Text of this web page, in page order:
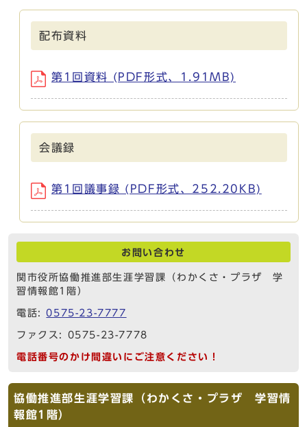
配布資料
第1回資料 (PDF形式、1.91MB)
会議録
第1回議事録 (PDF形式、252.20KB)
お問い合わせ
関市役所協働推進部生涯学習課（わかくさ・プラザ 学
習情報館1階）
電話:0575-23-7777
ファクス: 0575-23-7778
電話番号のかけ間違いにご注意ください！
協働推進部生涯学習課（わかくさ・プラザ 学習情
報館1階）